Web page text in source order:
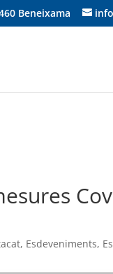
Beneixama
, Esdeveniments,